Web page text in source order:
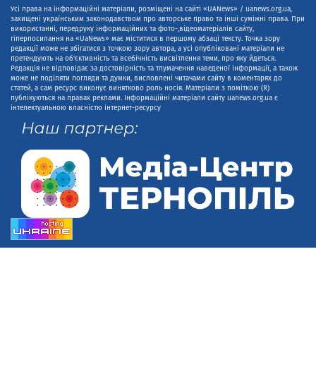
Усі права на інформаційні матеріали, розміщені на сайті «UANews» / uanews.org.ua,
захищені українським законодавством про авторське право та інші суміжні права. При
використанні, передруку інформаційних та фото-,відеоматеріалів сайту,
гіперпосилання на «UaNews» має міститися в першому абзаці тексту. Точка зору
редакції може не збігатися з точкою зору автора, а усі опубліковані матеріали не
претендують на об'єктивність та всебічність висвітлення теми, про яку йдеться.
Редакція не відповідає за достовірність та тлумачення наведеної інформації, а також
може не поділяти погляди та думки, висловлені читачами сайту в коментарях до
статей, а сам ресурс виконує винятково роль носія. Матеріали з поміткою (R)
публікуються на правах реклами. Інформаційні матеріали сайту uanews.org.ua є
інтелектуальною власністю інтернет-ресурсу